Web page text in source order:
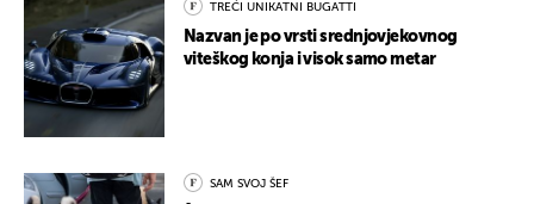
TREĆI UNIKATNI BUGATTI
Nazvan je po vrsti srednjovjekovnog
viteškog konja i visok samo metar
SAM SVOJ ŠEF